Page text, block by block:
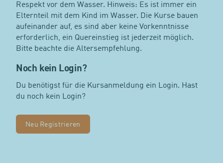
Respekt vor dem Wasser. Hinweis: Es ist immer ein
Elternteil mit dem Kind im Wasser. Die Kurse bauen
aufeinander auf, es sind aber keine Vorkenntnisse
erforderlich, ein Quereinstieg ist jederzeit möglich.
Bitte beachte die Altersempfehlung.
Noch kein Login?
Du benötigst für die Kursanmeldung ein Login. Hast
du noch kein Login?
Neu Registrieren